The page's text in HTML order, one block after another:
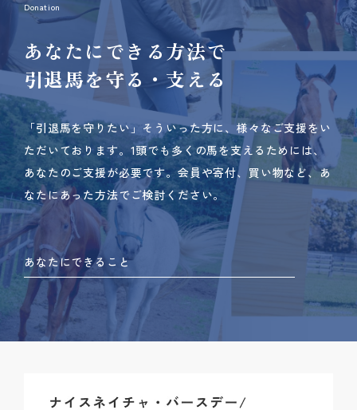
Donation
あなたにできる方法で
引退馬を守る・支える
「引退馬を守りたい」そういった方に、様々なご支援をい
ただいております。 1頭でも多くの馬を支えるためには、
あなたのご支援が必要です。 会員や寄付、買い物など、あ
なたにあった方法でご検討ください。
あなたにできること